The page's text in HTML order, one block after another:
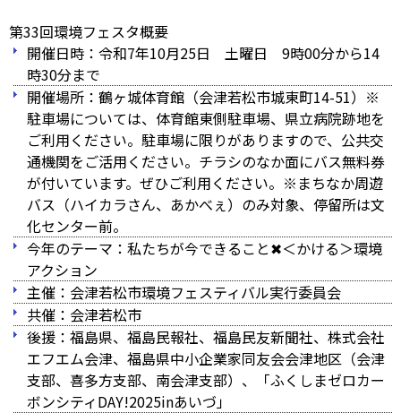
第33回環境フェスタ概要
開催日時：令和7年10月25日 土曜日 9時00分から14
時30分まで
開催場所：鶴ヶ城体育館（会津若松市城東町14-51）※
駐車場については、体育館東側駐車場、県立病院跡地を
ご利用ください。駐車場に限りがありますので、公共交
通機関をご活用ください。チラシのなか面にバス無料券
が付いています。ぜひご利用ください。※まちなか周遊
バス（ハイカラさん、あかべぇ）のみ対象、停留所は文
化センター前。
今年のテーマ：私たちが今できること✖＜かける＞環境
アクション
主催：会津若松市環境フェスティバル実行委員会
共催：会津若松市
後援：福島県、福島民報社、福島民友新聞社、株式会社
エフエム会津、福島県中小企業家同友会会津地区（会津
支部、喜多方支部、南会津支部）、「ふくしまゼロカー
ボンシティDAY!2025inあいづ」